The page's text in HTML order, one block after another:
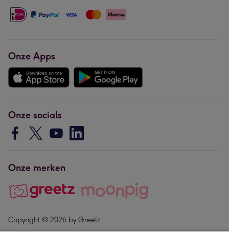
Onze Apps
Onze socials
Onze merken
Copyright © 2026 by Greetz